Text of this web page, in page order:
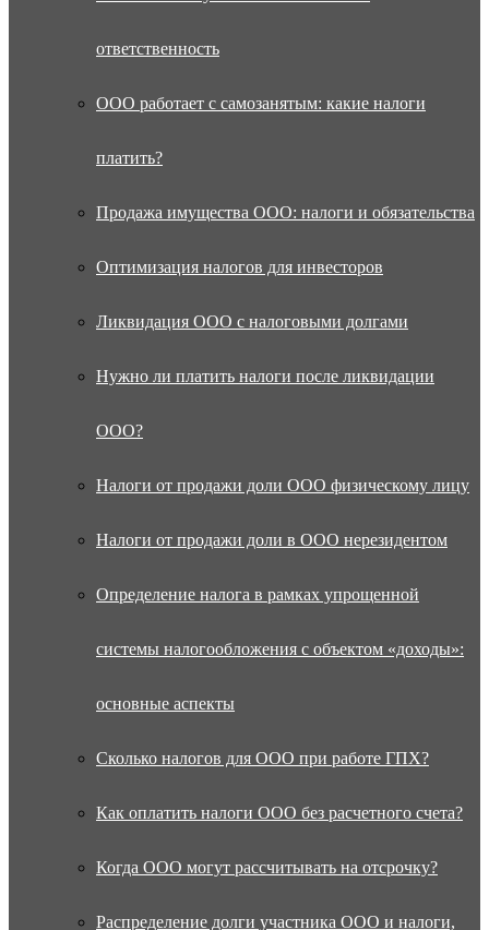
ответственность
ООО работает с самозанятым: какие налоги
платить?
Продажа имущества ООО: налоги и обязательства
Оптимизация налогов для инвесторов
Ликвидация ООО с налоговыми долгами
Нужно ли платить налоги после ликвидации
ООО?
Налоги от продажи доли ООО физическому лицу
Налоги от продажи доли в ООО нерезидентом
Определение налога в рамках упрощенной
системы налогообложения с объектом «доходы»:
основные аспекты
Сколько налогов для ООО при работе ГПХ?
Как оплатить налоги ООО без расчетного счета?
Когда ООО могут рассчитывать на отсрочку?
Распределение долги участника ООО и налоги,